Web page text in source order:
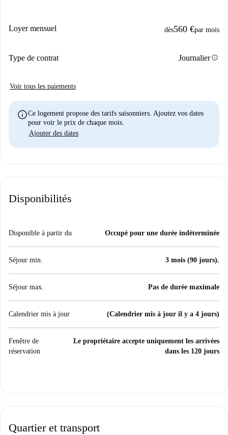
Loyer mensuel dès560 €par mois
Type de contrat Journalierinfo
Voir tous les paiements
infoCe logement propose des tarifs saisonniers. Ajoutez vos dates
pour voir le prix de chaque mois.
Ajouter des dates
Disponibilités
Disponible à partir du Occupé pour une durée indéterminée
Séjour min. 3 mois (90 jours).
Séjour max. Pas de durée maximale
Calendrier mis à jour (Calendrier mis à jour il y a 4 jours)
Fenêtre de
réservation
Le propriétaire accepte uniquement les arrivées
dans les 120 jours
Quartier et transport